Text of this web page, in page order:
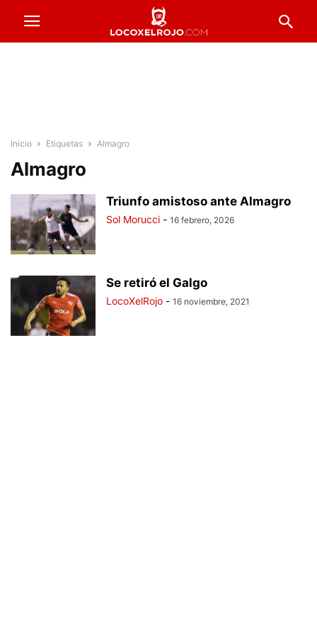
Inicio Etiquetas Almagro
Almagro
Triunfo amistoso ante Almagro
Sol Morucci - 16 febrero, 2026
Se retiró el Galgo
LocoXelRojo - 16 noviembre, 2021